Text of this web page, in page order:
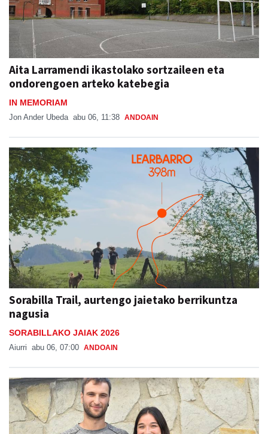
Aita Larramendi ikastolako sortzaileen eta
ondorengoen arteko katebegia
IN MEMORIAM
Jon Ander Ubeda abu 06, 11:38 ANDOAIN
Sorabilla Trail, aurtengo jaietako berrikuntza
nagusia
SORABILLAKO JAIAK 2026
Aiurri abu 06, 07:00 ANDOAIN